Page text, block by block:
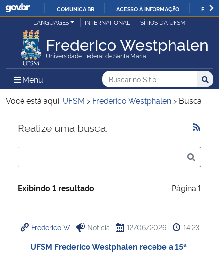
IR
O
COMUNICA BR ACESSO À INFORMAÇÃO
Ministério da Justiça e Segurança Pública
Ministério da Defesa
Ministério das Relações Exteriores
Ministério da Economia
Ministério da Infraestrutura
Ministério da Cidadania
LANGUAGES INTERNATIONAL SÍTIOS DA UFSM
Frederico Westphalen
Universidade Federal de Santa Maria
Menu Menu Principal do Sítio
Busca
Buscar no no Sítio
Busca:
Você está aqui: UFSM > Frederico Westphalen > Busca
Início do conteúdo
Realize uma busca:
Exibindo 1 resultado Página 1
Frederico W Notícia 12/06/2026 14:23
UFSM Frederico Westphalen recebe a 15ª